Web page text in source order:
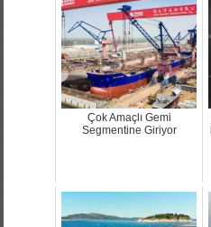
Çok Amaçlı Gemi
Segmentine Giriyor